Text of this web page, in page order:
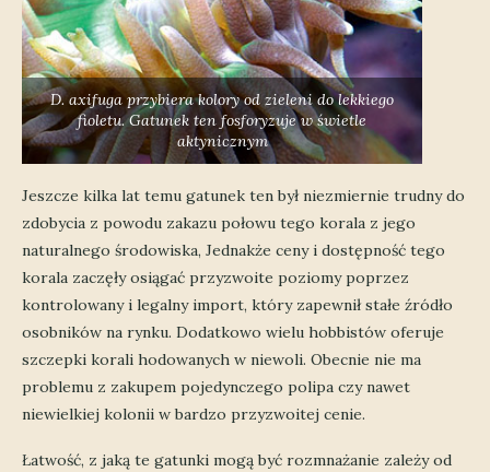
D. axifuga przybiera kolory od zieleni do lekkiego
fioletu. Gatunek ten fosforyzuje w świetle
aktynicznym
Jeszcze kilka lat temu gatunek ten był niezmiernie trudny do
zdobycia z powodu zakazu połowu tego korala z jego
naturalnego środowiska, Jednakże ceny i dostępność tego
korala zaczęły osiągać przyzwoite poziomy poprzez
kontrolowany i legalny import, który zapewnił stałe źródło
osobników na rynku. Dodatkowo wielu hobbistów oferuje
szczepki korali hodowanych w niewoli. Obecnie nie ma
problemu z zakupem pojedynczego polipa czy nawet
niewielkiej kolonii w bardzo przyzwoitej cenie.
Łatwość, z jaką te gatunki mogą być rozmnażanie zależy od